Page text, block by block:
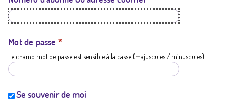
t
a
t
i
Mot de passe *
Le champ mot de passe est sensible à la casse (majuscules / minuscules)
Se souvenir de moi